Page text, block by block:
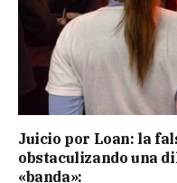
Juicio por Loan: la
obstaculizando una
«banda»: